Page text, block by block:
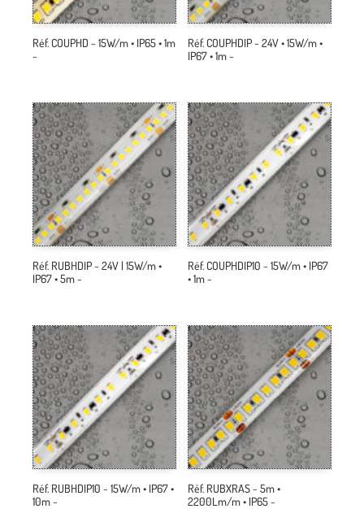
Réf. COUPHD ~ 15W/m • IP65 • 1m
~
Réf. COUPHDIP ~ 24V • 15W/m •
IP67 • 1m ~
Réf. RUBHDIP ~ 24V | 15W/m •
IP67 • 5m ~
Réf. COUPHDIP10 ~ 15W/m • IP67
• 1m ~
Réf. RUBHDIP10 ~ 15W/m • IP67 •
10m ~
Réf. RUBXRAS ~ 5m •
2200Lm/m • IP65 ~